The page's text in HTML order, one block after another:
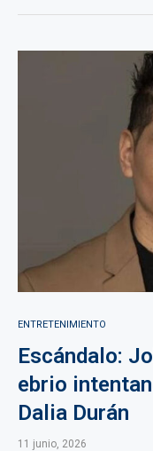
ENTRETENIMIENTO
Escándalo:
ebrio
Dalia Durán
11 junio, 2026